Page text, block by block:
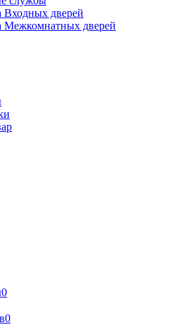
Входных дверей
Межкомнатных дверей
0
0